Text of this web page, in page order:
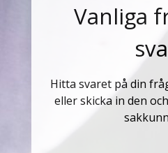
Vanliga
Hitta svaret på din
eller skicka in den